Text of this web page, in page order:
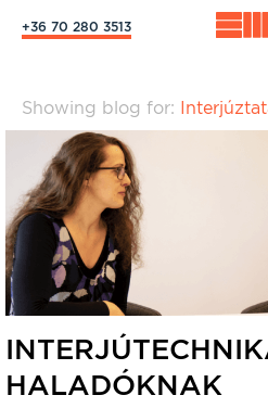
+36 70 280 3513
Showing blog for:
HALADÓKNAK